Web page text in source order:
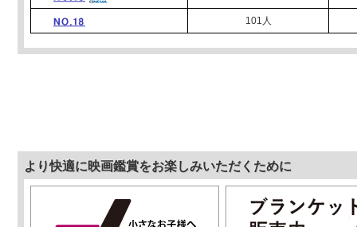
101人
より快適に映画鑑賞をお楽しみいただくために